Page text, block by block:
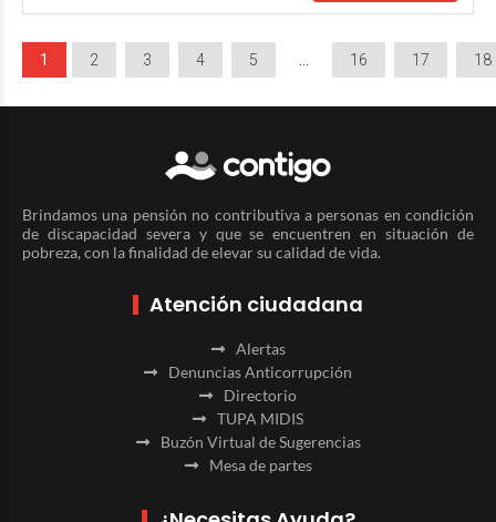
1 2 3 4 5 16 17 18
Brindamos una pensión no contributiva a personas en condición
de discapacidad severa y que se encuentren en situación de
pobreza, con la finalidad de elevar su calidad de vida.
Atención ciudadana
Alertas
Denuncias Anticorrupción
Directorio
TUPA MIDIS
Buzón Virtual de Sugerencias
Mesa de partes